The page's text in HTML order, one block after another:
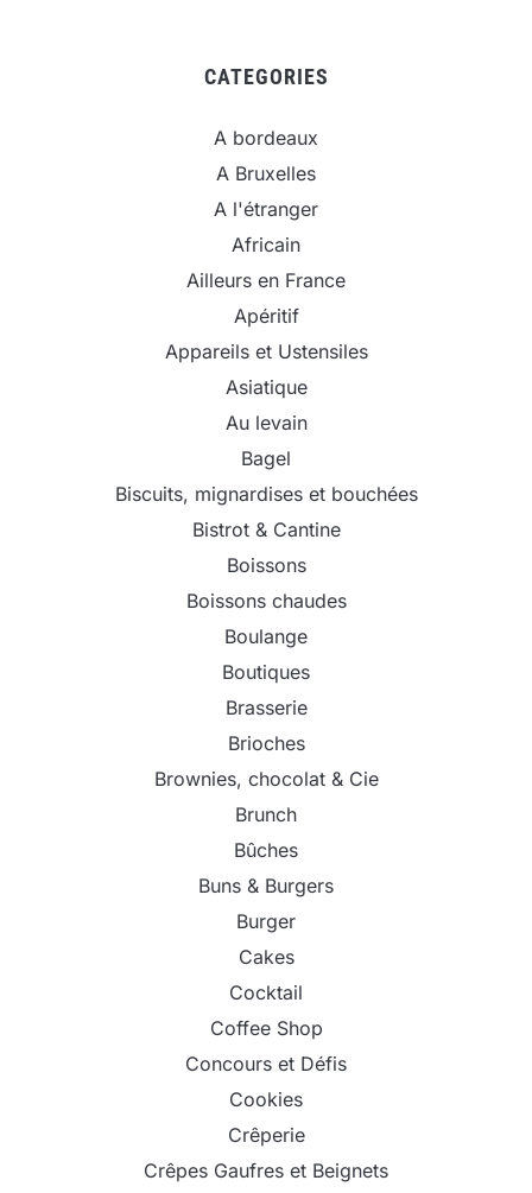
CATEGORIES
A bordeaux
A Bruxelles
A l'étranger
Africain
Ailleurs en France
Apéritif
Appareils et Ustensiles
Asiatique
Au levain
Bagel
Biscuits, mignardises et bouchées
Bistrot & Cantine
Boissons
Boissons chaudes
Boulange
Boutiques
Brasserie
Brioches
Brownies, chocolat & Cie
Brunch
Bûches
Buns & Burgers
Burger
Cakes
Cocktail
Coffee Shop
Concours et Défis
Cookies
Crêperie
Crêpes Gaufres et Beignets